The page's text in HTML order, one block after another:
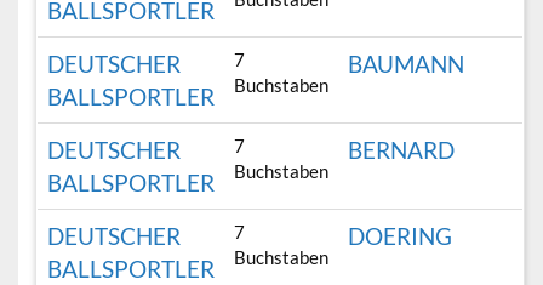
BALLSPORTLER
DEUTSCHER
BALLSPORTLER
7
Buchstaben
BAUMANN
DEUTSCHER
BALLSPORTLER
7
Buchstaben
BERNARD
DEUTSCHER
BALLSPORTLER
7
Buchstaben
DOERING